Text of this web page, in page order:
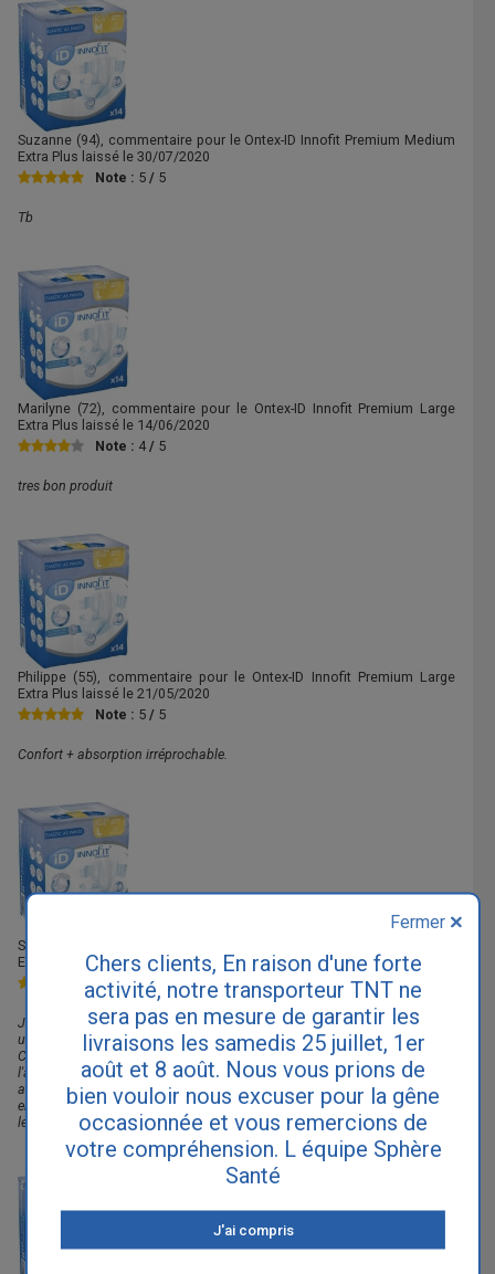
Suzanne (94), commentaire pour le Ontex-ID Innofit Premium Medium
Extra Plus laissé le 30/07/2020
Note : 5 / 5
Tb
Marilyne (72), commentaire pour le Ontex-ID Innofit Premium Large
Extra Plus laissé le 14/06/2020
Note : 4 / 5
tres bon produit
Philippe (55), commentaire pour le Ontex-ID Innofit Premium Large
Extra Plus laissé le 21/05/2020
Note : 5 / 5
Confort + absorption irréprochable.
Stephane
Extra Plus laissé le20/05/2018
Note :5 /
Je viens de recevoir un échantillon de ce change et après une première
utilisation en journée, je trouve cette protection en non-tissé très bien.
Contrairement à la couche en plastique, elle est respirante, ce qui évite
l'apparition de boutons de chaleur. Par ailleurs, elle offre une très bonne
absorption. Et ENFIN et SURTOUT, les adhésifs et le change tiennent bien
en place même lorsque la couche est très mouillée... une première chez
les change-complets en intissé.
Chers clients, En raison d'une forte
activité, notre transporteur TNT ne
sera pas en mesure de garantir les
livraisons les samedis 25 juillet, 1er
août et 8 août. Nous vous prions de
bien vouloir nous excuser pour la gêne
occasionnée et vous remercions de
votre compréhension. L équipe Sphère
Santé
J'ai compris
Fermer